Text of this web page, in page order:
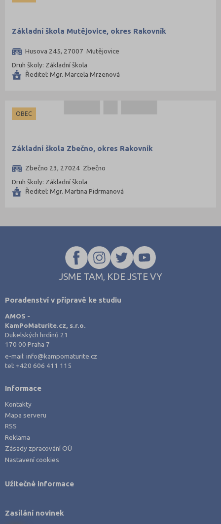
Základní škola Mutějovice, okres Rakovník
Husova 245, 27007 Mutějovice
Druh školy: Základní škola
Ředitel: Mgr. Marcela Mrzenová
OBEC
Základní škola Zbečno, okres Rakovník
Zbečno 23, 27024 Zbečno
Druh školy: Základní škola
Ředitel: Mgr. Martina Pidrmanová
JSME TAM, KDE JSTE VY
Poradenství v přípravě ke studiu
AMOS -
KamPoMaturite.cz, s.r.o.
Dukelských hrdinů 21
170 00 Praha 7
e-mail:info@kampomaturite.cz
tel: +420 606 411 115
Informace
Kontakty
Mapa serveru
RSS
Reklama
Zásady zpracování OÚ
Nastavení cookies
Užitečné informace
Zasílání novinek